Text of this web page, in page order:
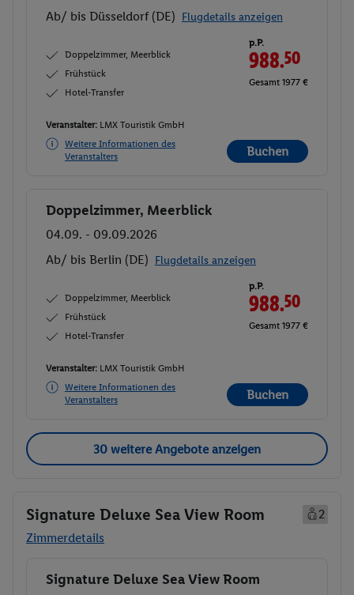
Ab/ bis Düsseldorf (DE) Flugdetails anzeigen
Doppelzimmer, Meerblick
Frühstück
Hotel-Transfer
p.P.
988.50
Gesamt 1977 €
Veranstalter: LMX Touristik GmbH
Weitere Informationen des
Veranstalters
Buchen
Buchen
Doppelzimmer, Meerblick
04.09. - 09.09.2026
Ab/ bis Berlin (DE) Flugdetails anzeigen
Doppelzimmer, Meerblick
Frühstück
Hotel-Transfer
p.P.
988.50
Gesamt 1977 €
Veranstalter: LMX Touristik GmbH
Weitere Informationen des
Veranstalters
Buchen
30 weitere Angebote anzeigen
Signature Deluxe Sea View Room
2
Zimmerdetails
Buchen
Signature Deluxe Sea View Room